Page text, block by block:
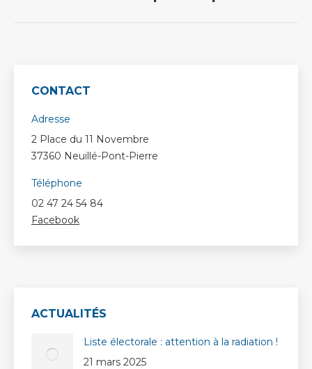
CONTACT
Adresse
2 Place du 11 Novembre
37360 Neuillé-Pont-Pierre
Téléphone
02 47 24 54 84
Facebook
ACTUALITÉS
Liste électorale : attention à la radiation !
21 mars 2025